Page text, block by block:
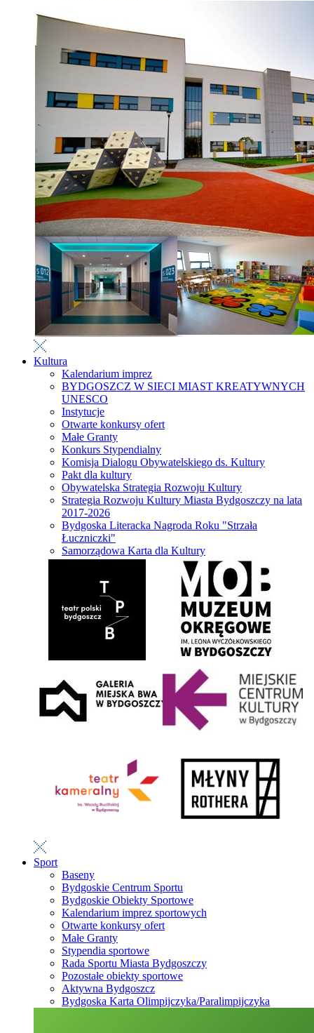
Kultura
Kalendarium imprez
BYDGOSZCZ W SIECI MIAST KREATYWNYCH
UNESCO
Instytucje
Otwarte konkursy ofert
Małe Granty
Konkurs Stypendialny
Komisja Dialogu Obywatelskiego ds. Kultury
Pakt dla kultury
Obywatelska Strategia Rozwoju Kultury
Strategia Rozwoju Kultury Miasta Bydgoszczy na lata
2017-2026
Bydgoska Literacka Nagroda Roku "Strzała
Łuczniczki"
Samorządowa Karta dla Kultury
Sport
Baseny
Bydgoskie Centrum Sportu
Bydgoskie Obiekty Sportowe
Kalendarium imprez sportowych
Otwarte konkursy ofert
Małe Granty
Stypendia sportowe
Rada Sportu Miasta Bydgoszczy
Pozostałe obiekty sportowe
Aktywna Bydgoszcz
Bydgoska Karta Olimpijczyka/Paralimpijczyka